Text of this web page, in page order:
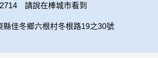
請說在棒城市看到
縣佳冬鄉六根村冬根路19之30號